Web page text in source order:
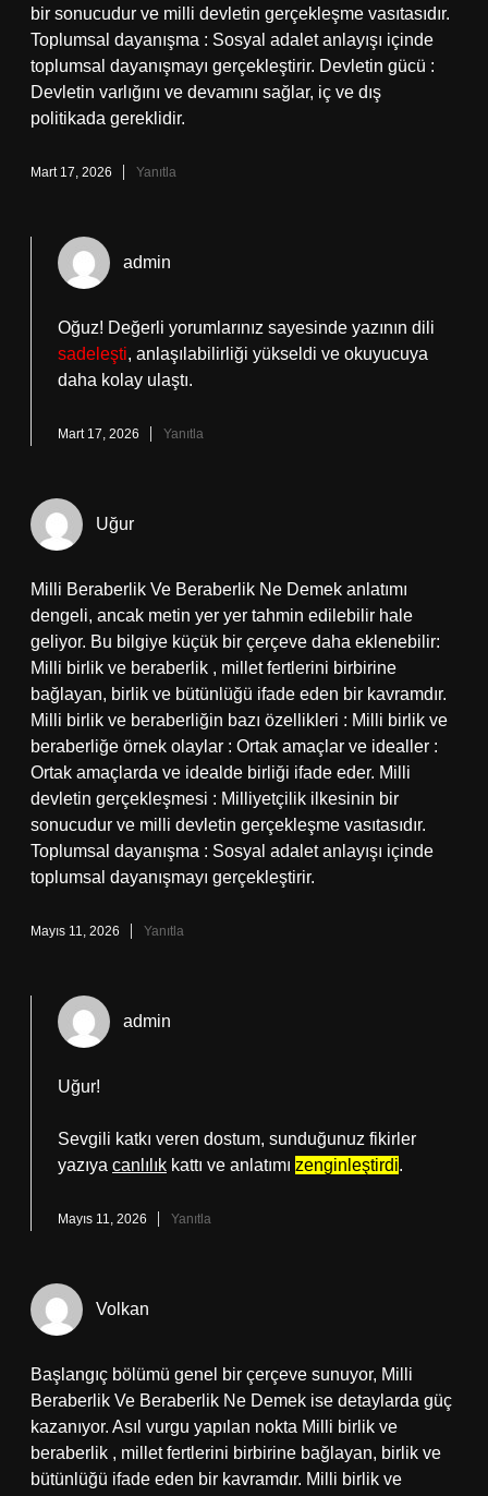
bir sonucudur ve milli devletin gerçekleşme vasıtasıdır.
Toplumsal dayanışma : Sosyal adalet anlayışı içinde
toplumsal dayanışmayı gerçekleştirir. Devletin gücü :
Devletin varlığını ve devamını sağlar, iç ve dış
politikada gereklidir.
Mart 17, 2026 Yanıtla
admin
Oğuz! Değerli yorumlarınız sayesinde yazının dili
sadeleşti, anlaşılabilirliği yükseldi ve okuyucuya
daha kolay ulaştı.
Mart 17, 2026 Yanıtla
Uğur
Milli Beraberlik Ve Beraberlik Ne Demek anlatımı
dengeli, ancak metin yer yer tahmin edilebilir hale
geliyor. Bu bilgiye küçük bir çerçeve daha eklenebilir:
Milli birlik ve beraberlik , millet fertlerini birbirine
bağlayan, birlik ve bütünlüğü ifade eden bir kavramdır.
Milli birlik ve beraberliğin bazı özellikleri : Milli birlik ve
beraberliğe örnek olaylar : Ortak amaçlar ve idealler :
Ortak amaçlarda ve idealde birliği ifade eder. Milli
devletin gerçekleşmesi : Milliyetçilik ilkesinin bir
sonucudur ve milli devletin gerçekleşme vasıtasıdır.
Toplumsal dayanışma : Sosyal adalet anlayışı içinde
toplumsal dayanışmayı gerçekleştirir.
Mayıs 11, 2026 Yanıtla
admin
Uğur!
Sevgili katkı veren dostum, sunduğunuz fikirler
yazıya canlılık kattı ve anlatımı zenginleştirdi.
Mayıs 11, 2026 Yanıtla
Volkan
Başlangıç bölümü genel bir çerçeve sunuyor, Milli
Beraberlik Ve Beraberlik Ne Demek ise detaylarda güç
kazanıyor. Asıl vurgu yapılan nokta Milli birlik ve
beraberlik , millet fertlerini birbirine bağlayan, birlik ve
bütünlüğü ifade eden bir kavramdır. Milli birlik ve